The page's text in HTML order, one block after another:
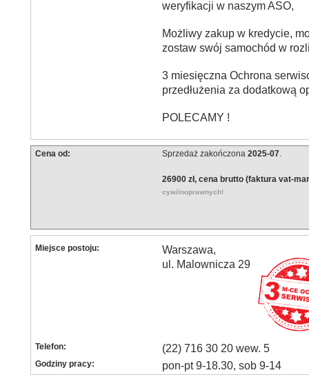
weryfikacji w naszym ASO,
Możliwy zakup w kredycie,
zostaw swój samochód w
3 miesięczna Ochrona
przedłużenia za dodatkową
POLECAMY !
Cena od: Sprzedaż zakończona 2025-07.
26900 zł, cena brutto (faktura vat-
cywilnoprawnych!
Miejsce postoju:
Warszawa,
ul. Malownicza 29
Telefon: (22) 716 30 20 wew. 5
Godziny pracy: pon-pt 9-18.30, sob 9-14